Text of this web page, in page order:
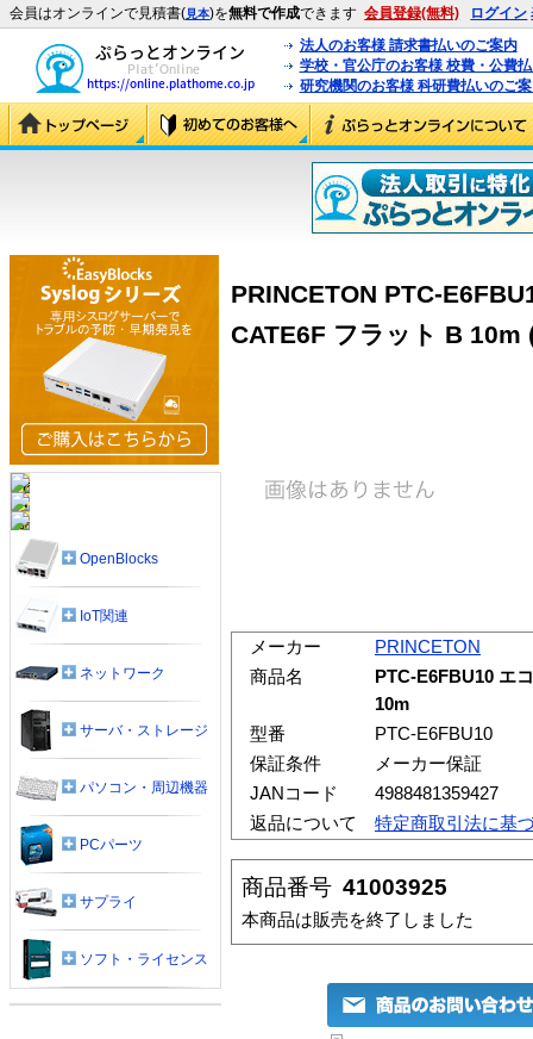
会員はオンラインで見積書(見本)を無料で作成できます 会員登録(無料) ログイン
法人のお客様 請求書払いのご案内
学校・官公庁のお客様 校費・公費
研究機関のお客様 科研費払いのご
PRINCETON PTC-
CATE6F フラット B 10m
メーカー
PRINCETON
商品名
PTC-E6FBU10 エ
10m
型番
PTC-E6FBU10
保証条件
メーカー保証
JANコード
4988481359427
返品について
特定商取引法に基
商品番号 41003925
本商品は販売を終了しました
OpenBlocks
IoT関連
ネットワーク
サーバ・ストレージ
パソコン・周辺機器
PCパーツ
サプライ
ソフト・ライセンス